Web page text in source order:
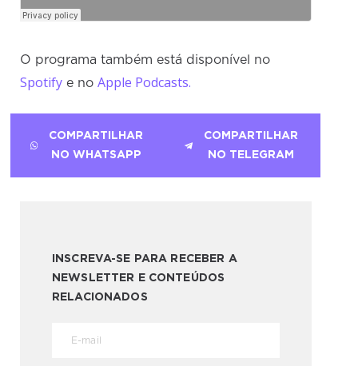
O programa também está disponível no
Spotify e noApple Podcasts.
COMPARTILHAR
NO WHATSAPP
COMPARTILHAR
NO TELEGRAM
INSCREVA-SE PARA RECEBER A
NEWSLETTER E CONTEÚDOS
RELACIONADOS